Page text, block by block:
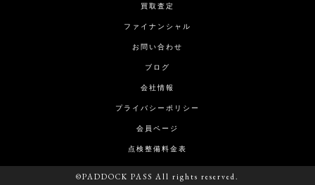
買取査定
ファイナンシャル
お問い合わせ
ブログ
会社情報
プライバシーポリシー
会員ページ
点検整備料金表
©PADDOCK PASS All rights reserved.